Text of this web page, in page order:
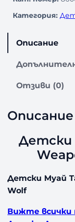
Категория:
Описание
Отзиви (0)
Описание
Детски
Детски Муай
Wolf
Вижте всички